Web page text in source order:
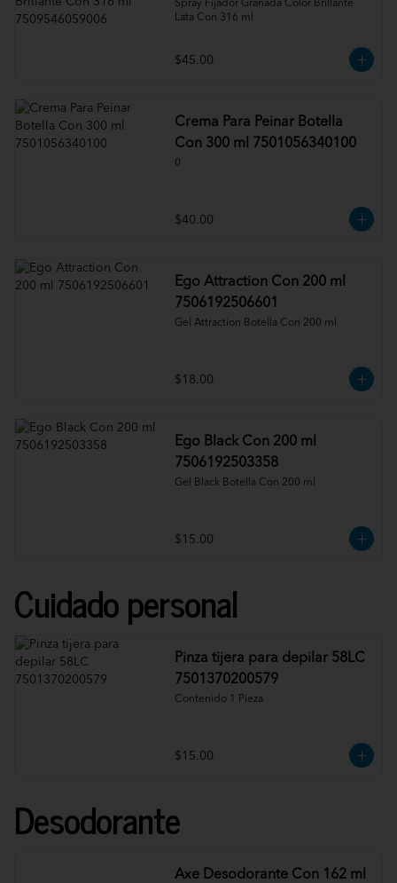
Brillante Con 316 ml
Spray Fijador Granada Color Brillante
Lata Con 316 ml
$45.00
Crema Para Peinar Botella
Con 300 ml 7501056340100
0
$40.00
Ego Attraction Con 200 ml
7506192506601
Gel Attraction Botella Con 200 ml
$18.00
Ego Black Con 200 ml
7506192503358
Gel Black Botella Con 200 ml
$15.00
Cuidado personal
Pinza tijera para depilar 58LC
7501370200579
Contenido 1 Pieza
$15.00
Desodorante
Axe Desodorante Con 162 ml